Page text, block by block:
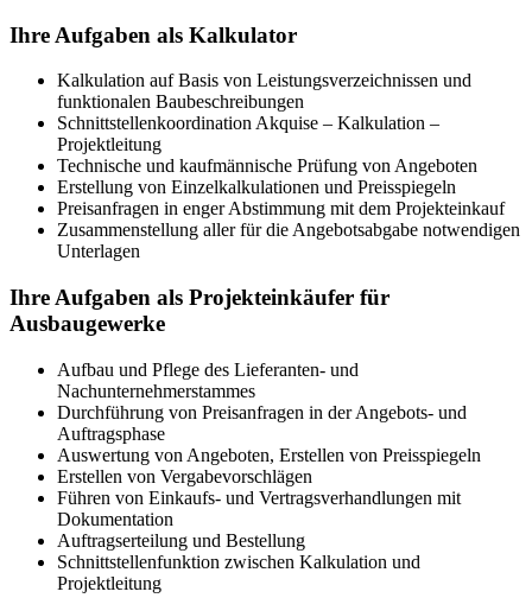
Ihre Aufgaben als Kalkulator
Kalkulation auf Basis von Leistungsverzeichnissen und
funktionalen Baubeschreibungen
Schnittstellenkoordination Akquise – Kalkulation –
Projektleitung
Technische und kaufmännische Prüfung von Angeboten
Erstellung von Einzelkalkulationen und Preisspiegeln
Preisanfragen in enger Abstimmung mit dem Projekteinkauf
Zusammenstellung aller für die Angebotsabgabe notwendigen
Unterlagen
Ihre Aufgaben als Projekteinkäufer für
Ausbaugewerke
Aufbau und Pflege des Lieferanten- und
Nachunternehmerstammes
Durchführung von Preisanfragen in der Angebots- und
Auftragsphase
Auswertung von Angeboten, Erstellen von Preisspiegeln
Erstellen von Vergabevorschlägen
Führen von Einkaufs- und Vertragsverhandlungen mit
Dokumentation
Auftragserteilung und Bestellung
Schnittstellenfunktion zwischen Kalkulation und
Projektleitung